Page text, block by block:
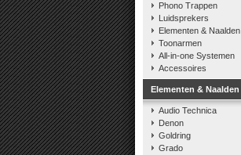
Phono Trappen
Luidsprekers
Elementen & Naalden
Toonarmen
All-in-one Systemen
Accessoires
Elementen & Naalden
Audio Technica
Denon
Goldring
Grado